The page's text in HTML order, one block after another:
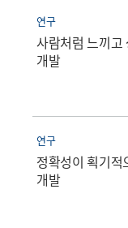
연구
사람처럼 느끼고
개발
연구
정확성이 획기
개발